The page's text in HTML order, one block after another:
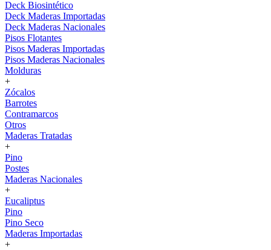
Deck Biosintético
Deck Maderas Importadas
Deck Maderas Nacionales
Pisos Flotantes
Pisos Maderas Importadas
Pisos Maderas Nacionales
Molduras
+
Zócalos
Barrotes
Contramarcos
Otros
Maderas Tratadas
+
Pino
Postes
Maderas Nacionales
+
Eucaliptus
Pino
Pino Seco
Maderas Importadas
+